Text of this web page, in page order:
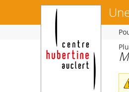
ici